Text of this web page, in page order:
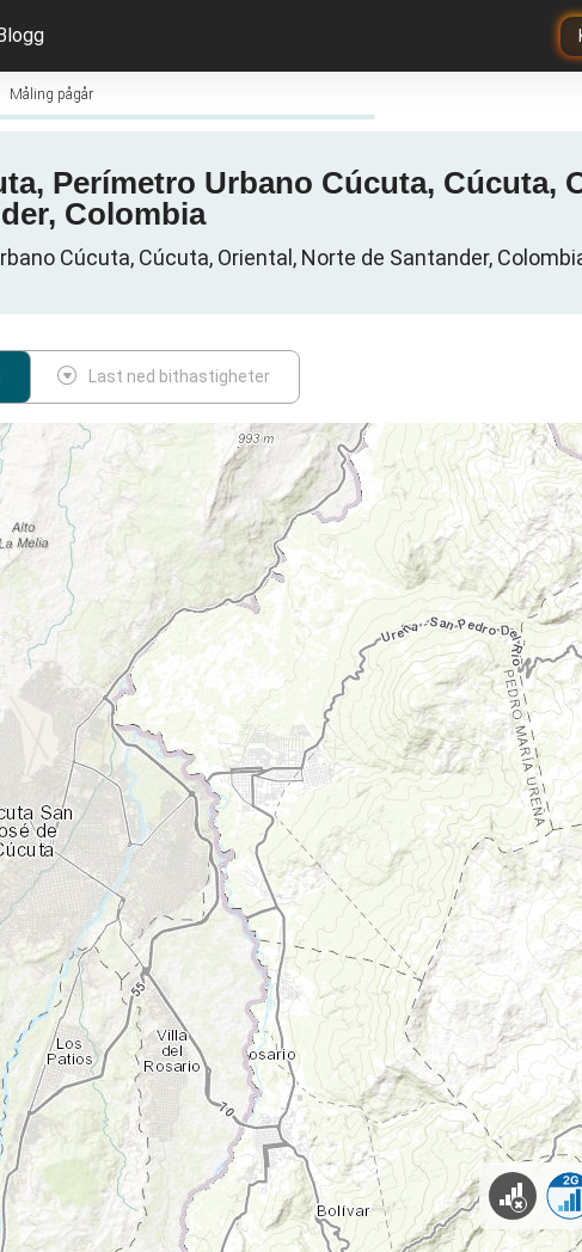
Måling pågår
Perímetro Urbano Cúcuta, Cúcuta,
Colombia
Cúcuta, Cúcuta, Oriental, Norte de Santander,
Last ned bithastigheter